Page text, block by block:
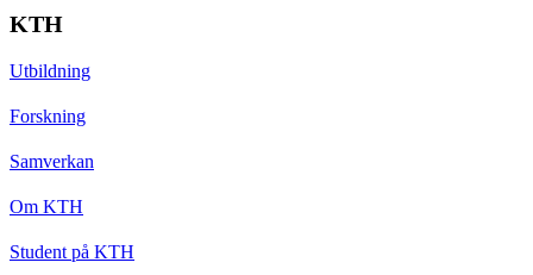
KTH
Utbildning
Forskning
Samverkan
Om KTH
Student på KTH